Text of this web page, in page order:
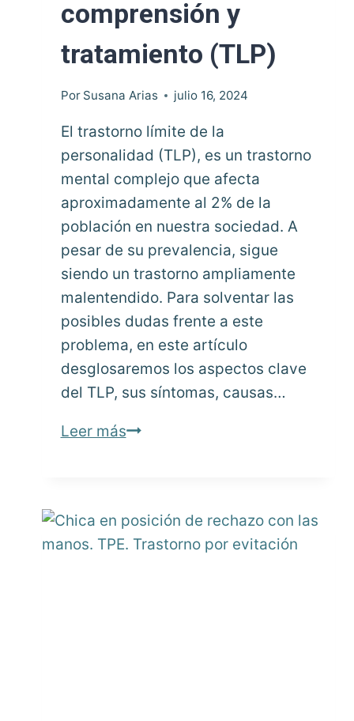
comprensión y
tratamiento (TLP)
Por Susana Arias julio 16, 2024
El trastorno límite de la
personalidad (TLP), es un trastorno
mental complejo que afecta
aproximadamente al 2% de la
población en nuestra sociedad. A
pesar de su prevalencia, sigue
siendo un trastorno ampliamente
malentendido. Para solventar las
posibles dudas frente a este
problema, en este artículo
desglosaremos los aspectos clave
del TLP, sus síntomas, causas…
Leer másTrastorno
Personalidad:
comprensión